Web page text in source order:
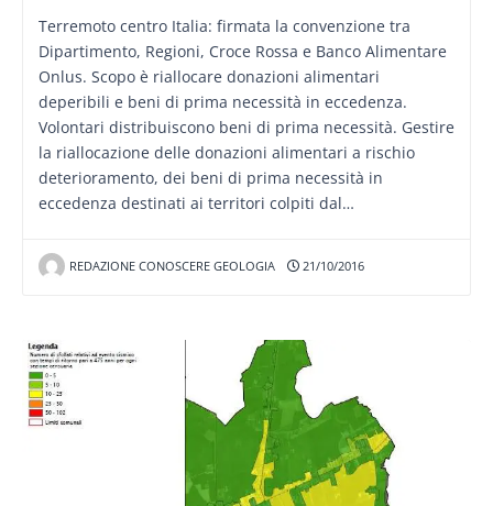
Terremoto centro Italia: firmata la convenzione tra
Dipartimento, Regioni, Croce Rossa e Banco Alimentare
Onlus. Scopo è riallocare donazioni alimentari
deperibili e beni di prima necessità in eccedenza.
Volontari distribuiscono beni di prima necessità. Gestire
la riallocazione delle donazioni alimentari a rischio
deterioramento, dei beni di prima necessità in
eccedenza destinati ai territori colpiti dal…
REDAZIONE CONOSCERE GEOLOGIA 21/10/2016